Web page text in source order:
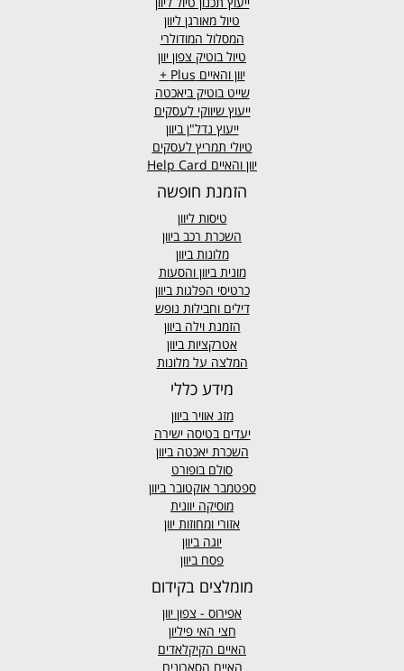
טיול מאורגן ליוון
המסלול המודולרי
טיול בוטיק צפון יוון
יוון והאיים Plus +
שייט בוטיק ביאכטה
ייעוץ שיווקי לעסקים
ייעוץ נדל"ן ביוון
טיולי תמריץ לעסקים
יוון והאיים Help Card
הזמנת חופשה
טיסות ליוון
השכרת רכב ביוון
מלונות ביוון
מונית ביוון והסעות
כרטיסי הפלגות ביוון
דילים וחבילות נופש
הזמנת וילה ביוון
אטרקציות ביוון
המלצה על מלונות
מידע כללי
מזג אוויר ביוון
יעדים בטיסה ישירה
השכרת יאכטה ביוון
סולם בופורט
ספטמבר אוקטובר ביוון
מוסיקה יוונית
אזורי ומחוזות יוון
יוגה ביוון
פסח ביוון
מומלצים בקידום
אפירוס - צפון יוון
חצי האי פיליון
האיים הקיקלאדים
האיים הסארונים